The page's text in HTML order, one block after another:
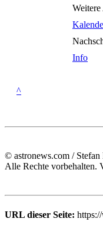
Info
^
© astronews.com /
Alle Rechte vorbehalten.
URL dieser Seite: